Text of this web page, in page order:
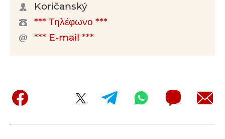
Koričanský
*** Τηλέφωνο ***
*** E-mail ***